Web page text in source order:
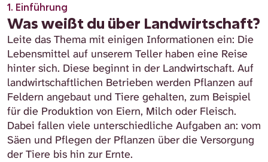
1. Einführung
Was weißt du über Landwirtschaft?
Leite das Thema mit einigen Informationen ein: Die
Lebensmittel auf unserem Teller haben eine Reise
hinter sich. Diese beginnt in der Landwirtschaft. Auf
landwirtschaftlichen Betrieben werden Pflanzen auf
Feldern angebaut und Tiere gehalten, zum Beispiel
für die Produktion von Eiern, Milch oder Fleisch.
Dabei fallen viele unterschiedliche Aufgaben an: vom
Säen und Pflegen der Pflanzen über die Versorgung
der Tiere bis hin zur Ernte.